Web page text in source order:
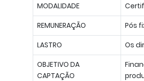
MODALIDADE
REMUNERAÇÃO
Pós
LASTRO
Os
OBJETIVO DA
CAPTAÇÃO